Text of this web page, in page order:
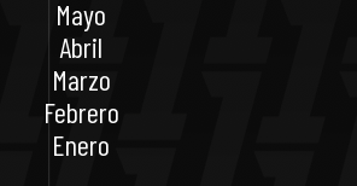
Mayo
Abril
Marzo
Febrero
Enero